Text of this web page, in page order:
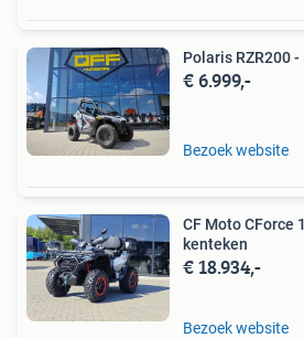
Polaris RZR200 -
€ 6.999,-
Bezoek website
CF Moto CForce
kenteken
€ 18.934,-
Bezoek website